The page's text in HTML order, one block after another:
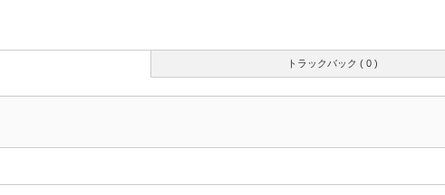
トラックバック ( 0 )